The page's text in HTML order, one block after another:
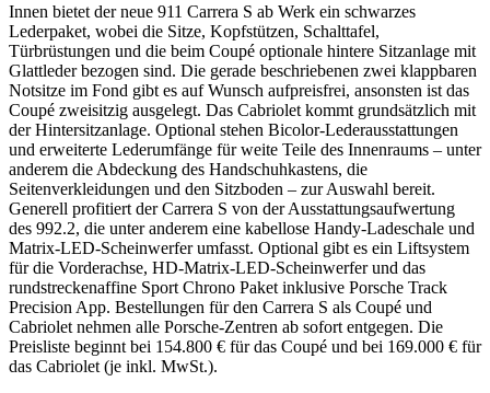
Innen bietet der neue 911 Carrera S ab Werk ein schwarzes
Lederpaket, wobei die Sitze, Kopfstützen, Schalttafel,
Türbrüstungen und die beim Coupé optionale hintere Sitzanlage mit
Glattleder bezogen sind. Die gerade beschriebenen zwei klappbaren
Notsitze im Fond gibt es auf Wunsch aufpreisfrei, ansonsten ist das
Coupé zweisitzig ausgelegt. Das Cabriolet kommt grundsätzlich mit
der Hintersitzanlage. Optional stehen Bicolor-Lederausstattungen
und erweiterte Lederumfänge für weite Teile des Innenraums – unter
anderem die Abdeckung des Handschuhkastens, die
Seitenverkleidungen und den Sitzboden – zur Auswahl bereit.
Generell profitiert der Carrera S von der Ausstattungsaufwertung
des 992.2, die unter anderem eine kabellose Handy-Ladeschale und
Matrix-LED-Scheinwerfer umfasst. Optional gibt es ein Liftsystem
für die Vorderachse, HD-Matrix-LED-Scheinwerfer und das
rundstreckenaffine Sport Chrono Paket inklusive Porsche Track
Precision App. Bestellungen für den Carrera S als Coupé und
Cabriolet nehmen alle Porsche-Zentren ab sofort entgegen. Die
Preisliste beginnt bei 154.800 € für das Coupé und bei 169.000 € für
das Cabriolet (je inkl. MwSt.).